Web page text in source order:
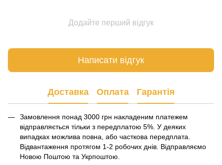
Додайте перший відгук
Написати відгук
Доставка Оплата Гарантія
Замовлення понад 3000 грн накладеним платежем
відправляється тільки з передплатою 5%. У деяких
випадках можлива повна, або часткова передплата.
Відвантаження протягом 1-2 робочих днів. Відправляємо
Новою Поштою та Укрпоштою.